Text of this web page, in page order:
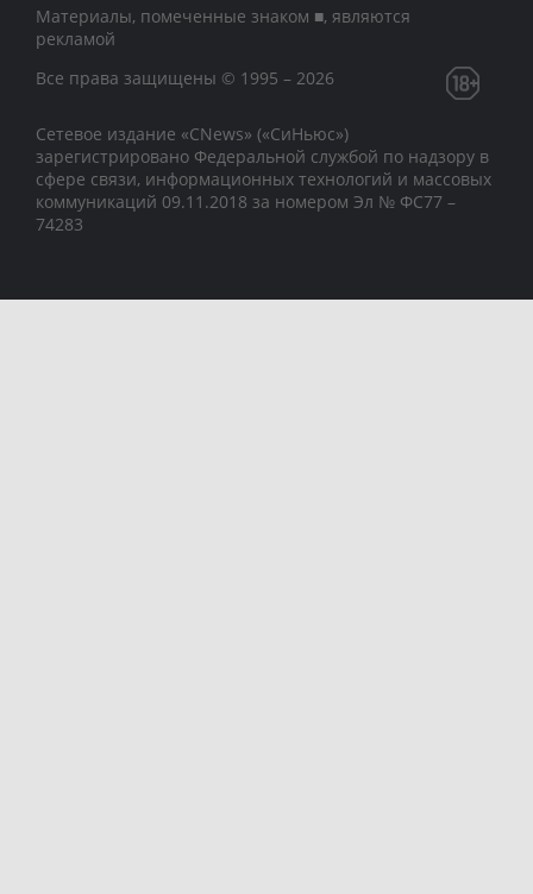
Материалы, помеченные знаком ■, являются
рекламой
Все права защищены © 1995 – 2026
Сетевое издание «CNews» («СиНьюс»)
зарегистрировано Федеральной службой по надзору в
сфере связи, информационных технологий и массовых
коммуникаций 09.11.2018 за номером Эл № ФС77 –
74283